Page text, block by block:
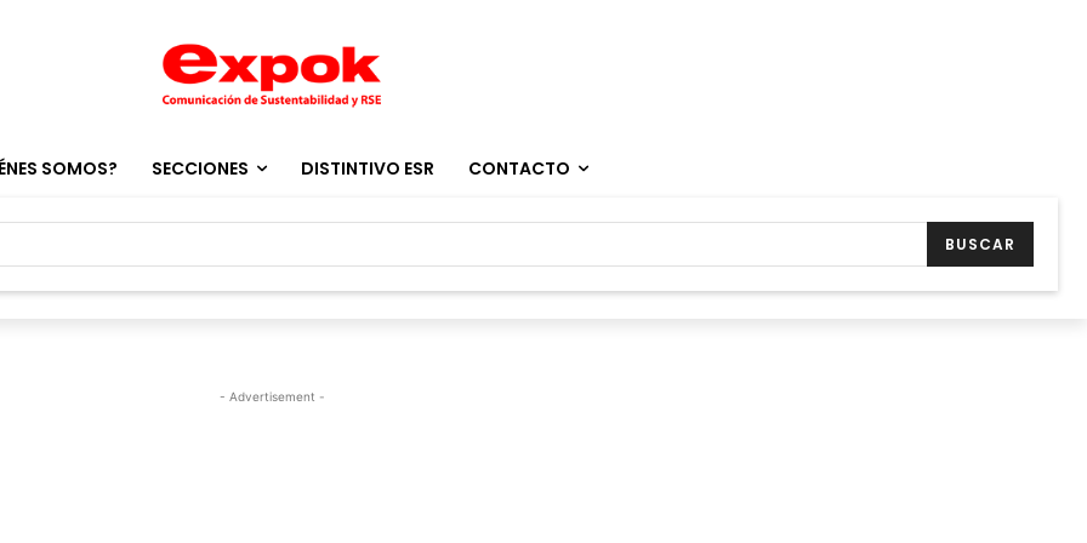
SOMOS? SECCIONES DISTINTIVO ESR CONTACTO
BUSCAR
- Advertisement -